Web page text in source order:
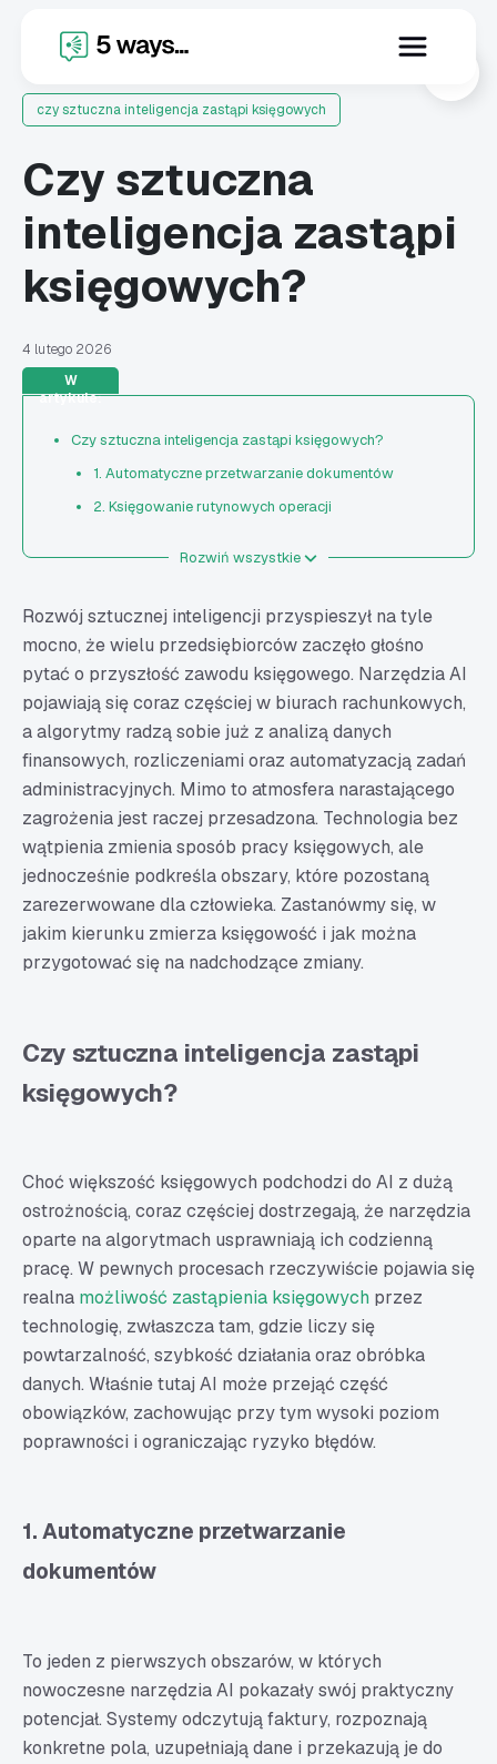
czy sztuczna inteligencja zastąpi księgowych
Czy sztuczna
inteligencja zastąpi
księgowych?
4 lutego 2026
W
artykule:
Czy sztuczna inteligencja zastąpi księgowych?
1. Automatyczne przetwarzanie dokumentów
2. Księgowanie rutynowych operacji
5. Prognozy i analizy finansowe
6. Rozpoznawanie ryzyka i anomalii
7. Kategoryzacja i obieg dokumentów
8. Automatyczne generowanie raportów
AI w księgowości – w tych obszarach nadal potrzebne
będzie ludzkie wsparcie
Doradztwo podatkowe i biznesowe
Interpretacja przepisów i ich zmian
Kontrola jakości danych generowanych przez AI
Obsługa spraw niestandardowych i nieregularnych
Budowanie relacji z klientami
Strategiczne wsparcie właścicieli firm
Rozwiń wszystkie
Rozwój sztucznej inteligencji przyspieszył na tyle
mocno, że wielu przedsiębiorców zaczęło głośno
pytać o przyszłość zawodu księgowego. Narzędzia AI
pojawiają się coraz częściej w biurach rachunkowych,
a algorytmy radzą sobie już z analizą danych
finansowych, rozliczeniami oraz automatyzacją zadań
administracyjnych. Mimo to atmosfera narastającego
zagrożenia jest raczej przesadzona. Technologia bez
wątpienia zmienia sposób pracy księgowych, ale
jednocześnie podkreśla obszary, które pozostaną
zarezerwowane dla człowieka. Zastanówmy się, w
jakim kierunku zmierza księgowość i jak można
przygotować się na nadchodzące zmiany.
Czy sztuczna inteligencja zastąpi
księgowych?
Choć większość księgowych podchodzi do AI z dużą
ostrożnością, coraz częściej dostrzegają, że narzędzia
oparte na algorytmach usprawniają ich codzienną
pracę. W pewnych procesach rzeczywiście pojawia się
realna możliwość zastąpienia księgowych przez
technologię, zwłaszcza tam, gdzie liczy się
powtarzalność, szybkość działania oraz obróbka
danych. Właśnie tutaj AI może przejąć część
obowiązków, zachowując przy tym wysoki poziom
poprawności i ograniczając ryzyko błędów.
1. Automatyczne przetwarzanie
dokumentów
To jeden z pierwszych obszarów, w których
nowoczesne narzędzia AI pokazały swój praktyczny
potencjał. Systemy odczytują faktury, rozpoznają
konkretne pola, uzupełniają dane i przekazują je do